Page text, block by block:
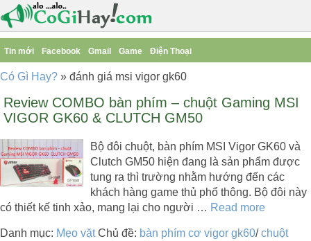
Tin mới Facebook Gmail Game Điện Thoại
Có Gì Hay? » đánh giá msi vigor gk60
Review COMBO bàn phím – chuột Gaming MSI
VIGOR GK60 & CLUTCH GM50
Bộ đôi chuột, bàn phím MSI Vigor GK60 và
Clutch GM50 hiện đang là sản phẩm được
tung ra thì trường nhằm hướng đến các
khách hàng game thủ phổ thông. Bộ đôi này
có thiết kế tinh xảo, mang lại cho người … Read more
Danh mục: Mẹo vặt Chủ đề: bàn phím cơ vigor gk60/chuột